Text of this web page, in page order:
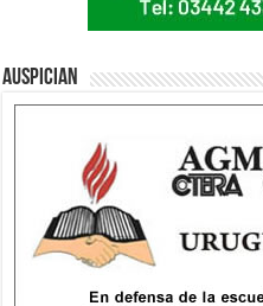
Auspician